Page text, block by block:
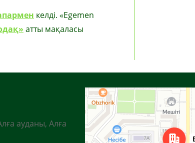
келді. «Egemen
атты мақаласы
ауданы, Алға
Алға
Яндекс Карталар — көлік,